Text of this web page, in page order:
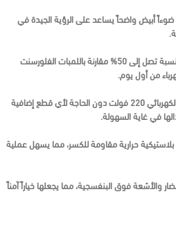
أبيض واضحاً يساعد على الرؤية الجيدة في
تستهلك طاقة أقل بنسبة تصل إلى 50% مقارنة باللمبات الفلورسنت
من أول يوم.
تعمل مباشرة على التيار الكهربائي 220 فولت دون الحاجة لأي قطع إضافية
في غاية السهولة.
حرارية مقاومة للكسر، مما يسهل عملية
والأشعة فوق البنفسجية، مما يجعلها خياراً آمناً